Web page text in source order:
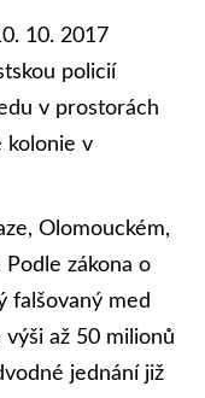
10. 2017
policií
v prostorách
kolonie v
Olomouckém,
zákona o
falšovaný med
až 50 milionů
jednání již